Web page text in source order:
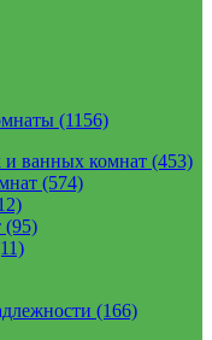
(1156)
и ванных комнат (453)
(574)
(95)
(166)